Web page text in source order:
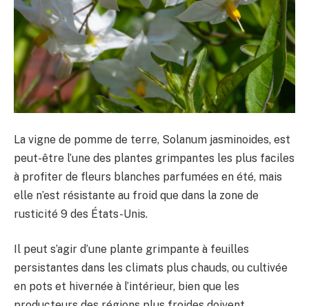
La vigne de pomme de terre, Solanum jasminoides, est
peut-être l’une des plantes grimpantes les plus faciles
à profiter de fleurs blanches parfumées en été, mais
elle n’est résistante au froid que dans la zone de
rusticité 9 des États-Unis.
Il peut s’agir d’une plante grimpante à feuilles
persistantes dans les climats plus chauds, ou cultivée
en pots et hivernée à l’intérieur, bien que les